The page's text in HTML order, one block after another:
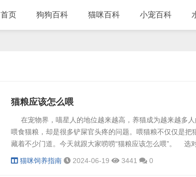
首页 狗狗百科 猫咪百科 小宠百科
猫粮应该怎么喂
在宠物界，喵星人的地位越来越高，养猫成为越来越多
喂食猫粮，却是很多铲屎官头疼的问题。喂猫粮不仅仅是把
藏着不少门道。今天就跟大家唠唠“猫粮应该怎么喂”。
猫粮。市面上的猫粮种类繁多，有干粮、湿粮，还有冻干粮
猫咪饲养指南 2024-06-19 3441 0